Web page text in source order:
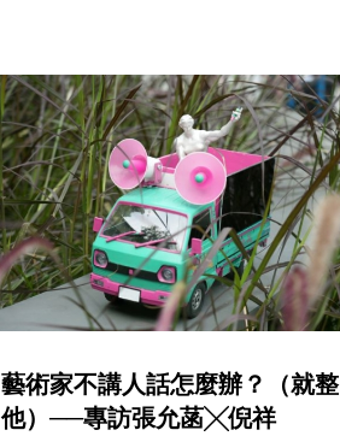
藝術家不講人話怎麼辦？（就整
他）──專訪張允菡╳倪祥